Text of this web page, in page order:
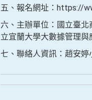
五、報名網址：https://
六、主辦單位：國立臺
立宜蘭大學大數據管理與
七、聯絡人資訊：趙安婷